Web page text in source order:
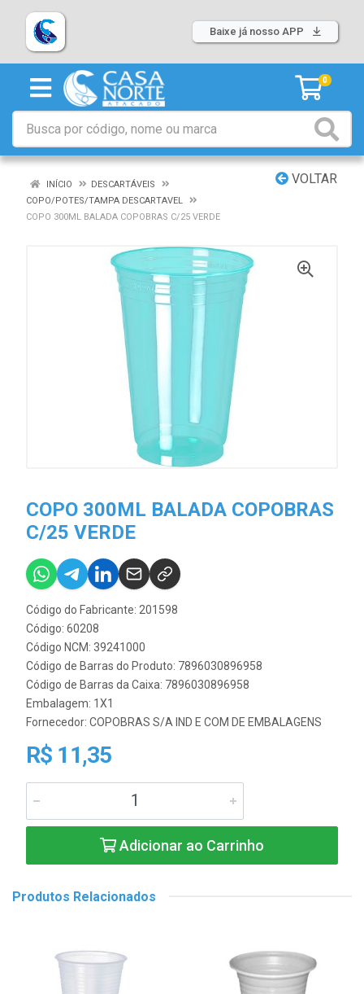
Baixe já nosso APP
0
VOLTAR
INÍCIO
DESCARTÁVEIS
COPO/POTES/TAMPA DESCARTAVEL
COPO 300ML BALADA COPOBRAS C/25 VERDE
COPO 300ML BALADA COPOBRAS
C/25 VERDE
Código do Fabricante: 201598
Código: 60208
Código NCM: 39241000
Código de Barras do Produto: 7896030896958
Código de Barras da Caixa: 7896030896958
Embalagem: 1X1
Fornecedor: COPOBRAS S/A IND E COM DE EMBALAGENS
R$ 11,35
Adicionar ao Carrinho
Produtos Relacionados